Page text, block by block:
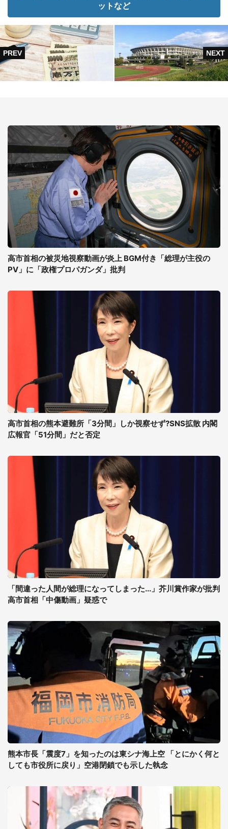
ットなど
高市首相の被災地視察動画が炎上 BGM付き「総理が主役の
PV」に「政権プロパガンダ」批判
高市首相の熊本避難所「3分間」しか視察せず?SNS拡散 内閣
広報官「51分間」だと否定
「間違った人間が総理になってしまった...」芥川賞作家が批判
高市首相「中傷動画」疑惑で
熊本市長「震度7」を知ったのは東シナ海上空 「とにかく何と
しても市役所に戻り」空港閉鎖でも示した執念